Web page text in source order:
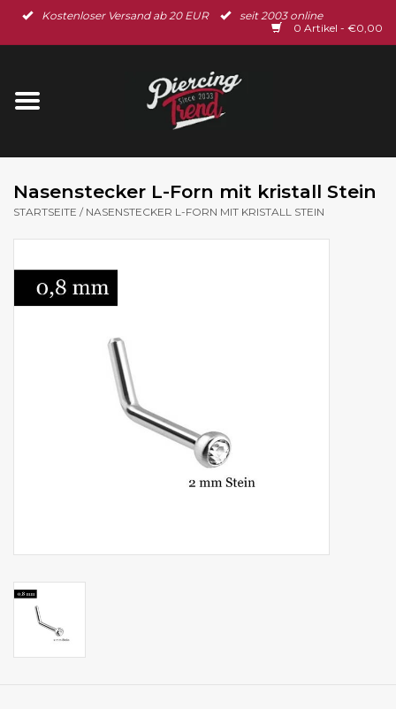
Kostenloser Versand ab 20 EUR
seit 2003 online
0 Artikel - €0,00
Startseite
Ohrschmuck
Gutscheine
Nasenstecker L-Forn mit kristall Stein
STARTSEITE / NASENSTECKER L-FORN MIT KRISTALL STEIN